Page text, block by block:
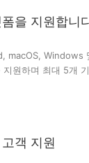
을 지원합니
macOS, Windows
지원하며 최대 5개
객 지원